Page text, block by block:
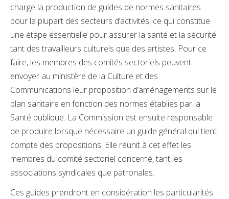
charge la production de guides de normes sanitaires
pour la plupart des secteurs d’activités, ce qui constitue
une étape essentielle pour assurer la santé et la sécurité
tant des travailleurs culturels que des artistes. Pour ce
faire, les membres des comités sectoriels peuvent
envoyer au ministère de la Culture et des
Communications leur proposition d’aménagements sur le
plan sanitaire en fonction des normes établies par la
Santé publique. La Commission est ensuite responsable
de produire lorsque nécessaire un guide général qui tient
compte des propositions. Elle réunit à cet effet les
membres du comité sectoriel concerné, tant les
associations syndicales que patronales.
Ces guides prendront en considération les particularités